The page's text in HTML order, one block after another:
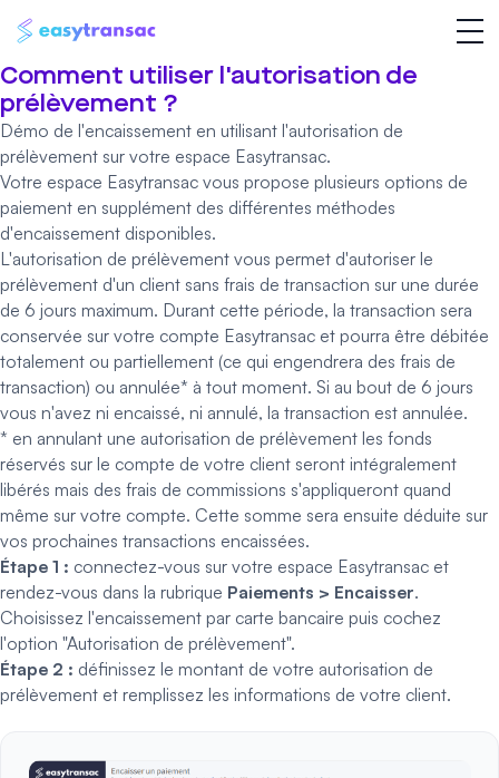
Comment utiliser l'autorisation de
prélèvement ?
Démo de l'encaissement en utilisant l'autorisation de
prélèvement sur votre espace Easytransac.
Votre espace Easytransac vous propose plusieurs options de
paiement en supplément des différentes méthodes
d'encaissement disponibles.
L'autorisation de prélèvement vous permet d'autoriser le
prélèvement d'un client sans frais de transaction sur une durée
de 6 jours maximum. Durant cette période, la transaction sera
conservée sur votre compte Easytransac et pourra être débitée
totalement ou partiellement (ce qui engendrera des frais de
transaction) ou annulée* à tout moment. Si au bout de 6 jours
vous n'avez ni encaissé, ni annulé, la transaction est annulée.
* en annulant une autorisation de prélèvement les fonds
réservés sur le compte de votre client seront intégralement
libérés mais des frais de commissions s'appliqueront quand
même sur votre compte. Cette somme sera ensuite déduite sur
vos prochaines transactions encaissées.
Étape 1 : connectez-vous sur votre espace Easytransac et
rendez-vous dans la rubrique Paiements > Encaisser.
Choisissez l'encaissement par carte bancaire puis cochez
l'option "Autorisation de prélèvement".
Étape 2 : définissez le montant de votre autorisation de
prélèvement et remplissez les informations de votre client.